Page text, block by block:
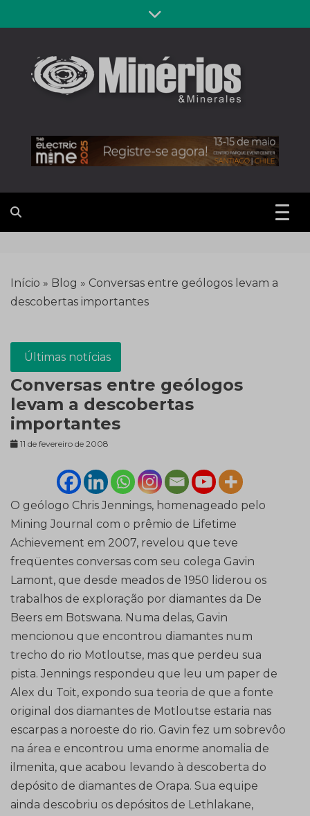
to
Revista
Minérios &
Minerales
Início » Blog » Conversas entre geólogos levam a
descobertas importantes
Últimas notícias
Conversas entre geólogos
levam a descobertas
importantes
11 de fevereiro de 2008
O geólogo Chris Jennings, homenageado pelo
Mining Journal com o prêmio de Lifetime
Achievement em 2007, revelou que teve
freqüentes conversas com seu colega Gavin
Lamont, que desde meados de 1950 liderou os
trabalhos de exploração por diamantes da De
Beers em Botswana. Numa delas, Gavin
mencionou que encontrou diamantes num
trecho do rio Motloutse, mas que perdeu sua
pista. Jennings respondeu que leu um paper de
Alex du Toit, expondo sua teoria de que a fonte
original dos diamantes de Motloutse estaria nas
escarpas a noroeste do rio. Gavin fez um sobrevôo
na área e encontrou uma enorme anomalia de
ilmenita, que acabou levando à descoberta do
depósito de diamantes de Orapa. Sua equipe
ainda descobriu os depósitos de Lethlakane,